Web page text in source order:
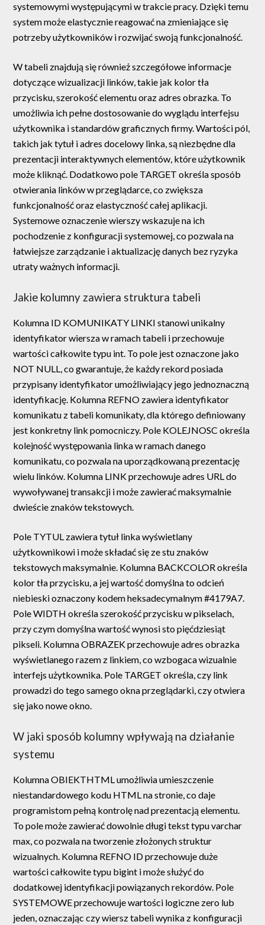
systemowymi występującymi w trakcie pracy. Dzięki temu
system może elastycznie reagować na zmieniające się
potrzeby użytkowników i rozwijać swoją funkcjonalność.
W tabeli znajdują się również szczegółowe informacje
dotyczące wizualizacji linków, takie jak kolor tła
przycisku, szerokość elementu oraz adres obrazka. To
umożliwia ich pełne dostosowanie do wyglądu interfejsu
użytkownika i standardów graficznych firmy. Wartości pól,
takich jak tytuł i adres docelowy linka, są niezbędne dla
prezentacji interaktywnych elementów, które użytkownik
może kliknąć. Dodatkowo pole TARGET określa sposób
otwierania linków w przeglądarce, co zwiększa
funkcjonalność oraz elastyczność całej aplikacji.
Systemowe oznaczenie wierszy wskazuje na ich
pochodzenie z konfiguracji systemowej, co pozwala na
łatwiejsze zarządzanie i aktualizację danych bez ryzyka
utraty ważnych informacji.
Jakie kolumny zawiera struktura tabeli
Kolumna ID KOMUNIKATY LINKI stanowi unikalny
identyfikator wiersza w ramach tabeli i przechowuje
wartości całkowite typu int. To pole jest oznaczone jako
NOT NULL, co gwarantuje, że każdy rekord posiada
przypisany identyfikator umożliwiający jego jednoznaczną
identyfikację. Kolumna REFNO zawiera identyfikator
komunikatu z tabeli komunikaty, dla którego definiowany
jest konkretny link pomocniczy. Pole KOLEJNOSC określa
kolejność występowania linka w ramach danego
komunikatu, co pozwala na uporządkowaną prezentację
wielu linków. Kolumna LINK przechowuje adres URL do
wywoływanej transakcji i może zawierać maksymalnie
dwieście znaków tekstowych.
Pole TYTUL zawiera tytuł linka wyświetlany
użytkownikowi i może składać się ze stu znaków
tekstowych maksymalnie. Kolumna BACKCOLOR określa
kolor tła przycisku, a jej wartość domyślna to odcień
niebieski oznaczony kodem heksadecymalnym #4179A7.
Pole WIDTH określa szerokość przycisku w pikselach,
przy czym domyślna wartość wynosi sto pięćdziesiąt
pikseli. Kolumna OBRAZEK przechowuje adres obrazka
wyświetlanego razem z linkiem, co wzbogaca wizualnie
interfejs użytkownika. Pole TARGET określa, czy link
prowadzi do tego samego okna przeglądarki, czy otwiera
się jako nowe okno.
W jaki sposób kolumny wpływają na działanie
systemu
Kolumna OBIEKTHTML umożliwia umieszczenie
niestandardowego kodu HTML na stronie, co daje
programistom pełną kontrolę nad prezentacją elementu.
To pole może zawierać dowolnie długi tekst typu varchar
max, co pozwala na tworzenie złożonych struktur
wizualnych. Kolumna REFNO ID przechowuje duże
wartości całkowite typu bigint i może służyć do
dodatkowej identyfikacji powiązanych rekordów. Pole
SYSTEMOWE przechowuje wartości logiczne zero lub
jeden, oznaczając czy wiersz tabeli wynika z konfiguracji